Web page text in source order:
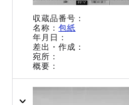
包紙